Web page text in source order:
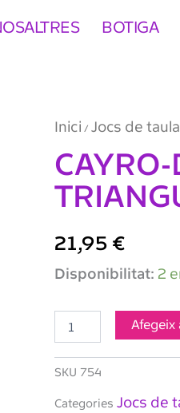
BOTIGA
Inici / Jocs de taula
21,95 €
Disponibilitat: 2
quantitat
TRIANGULAR
metal·lica
Afegeix
SKU 754
Categories Jocs de